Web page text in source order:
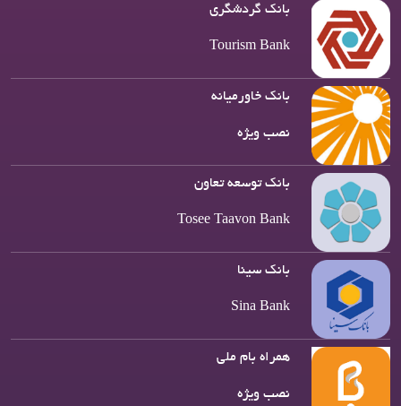
بانک گردشگری
Tourism Bank
بانک خاورمیانه
نصب ویژه
بانک توسعه تعاون
Tosee Taavon Bank
بانک سینا
Sina Bank
همراه بام ملی
نصب ویژه